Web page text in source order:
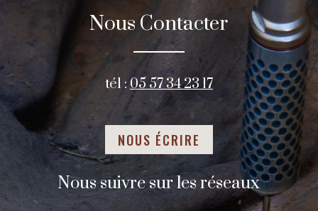
Nous Contacter
tél : 05 57 34 23 17
NOUS ÉCRIRE
Nous suivre sur les réseaux